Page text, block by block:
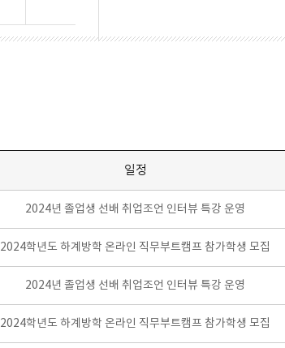
일정
2024년 졸업생 선배 취업조언 인터뷰 특강 운영
2024학년도 하계방학 온라인 직무부트캠프 참가학생 모집
2024년 졸업생 선배 취업조언 인터뷰 특강 운영
2024학년도 하계방학 온라인 직무부트캠프 참가학생 모집